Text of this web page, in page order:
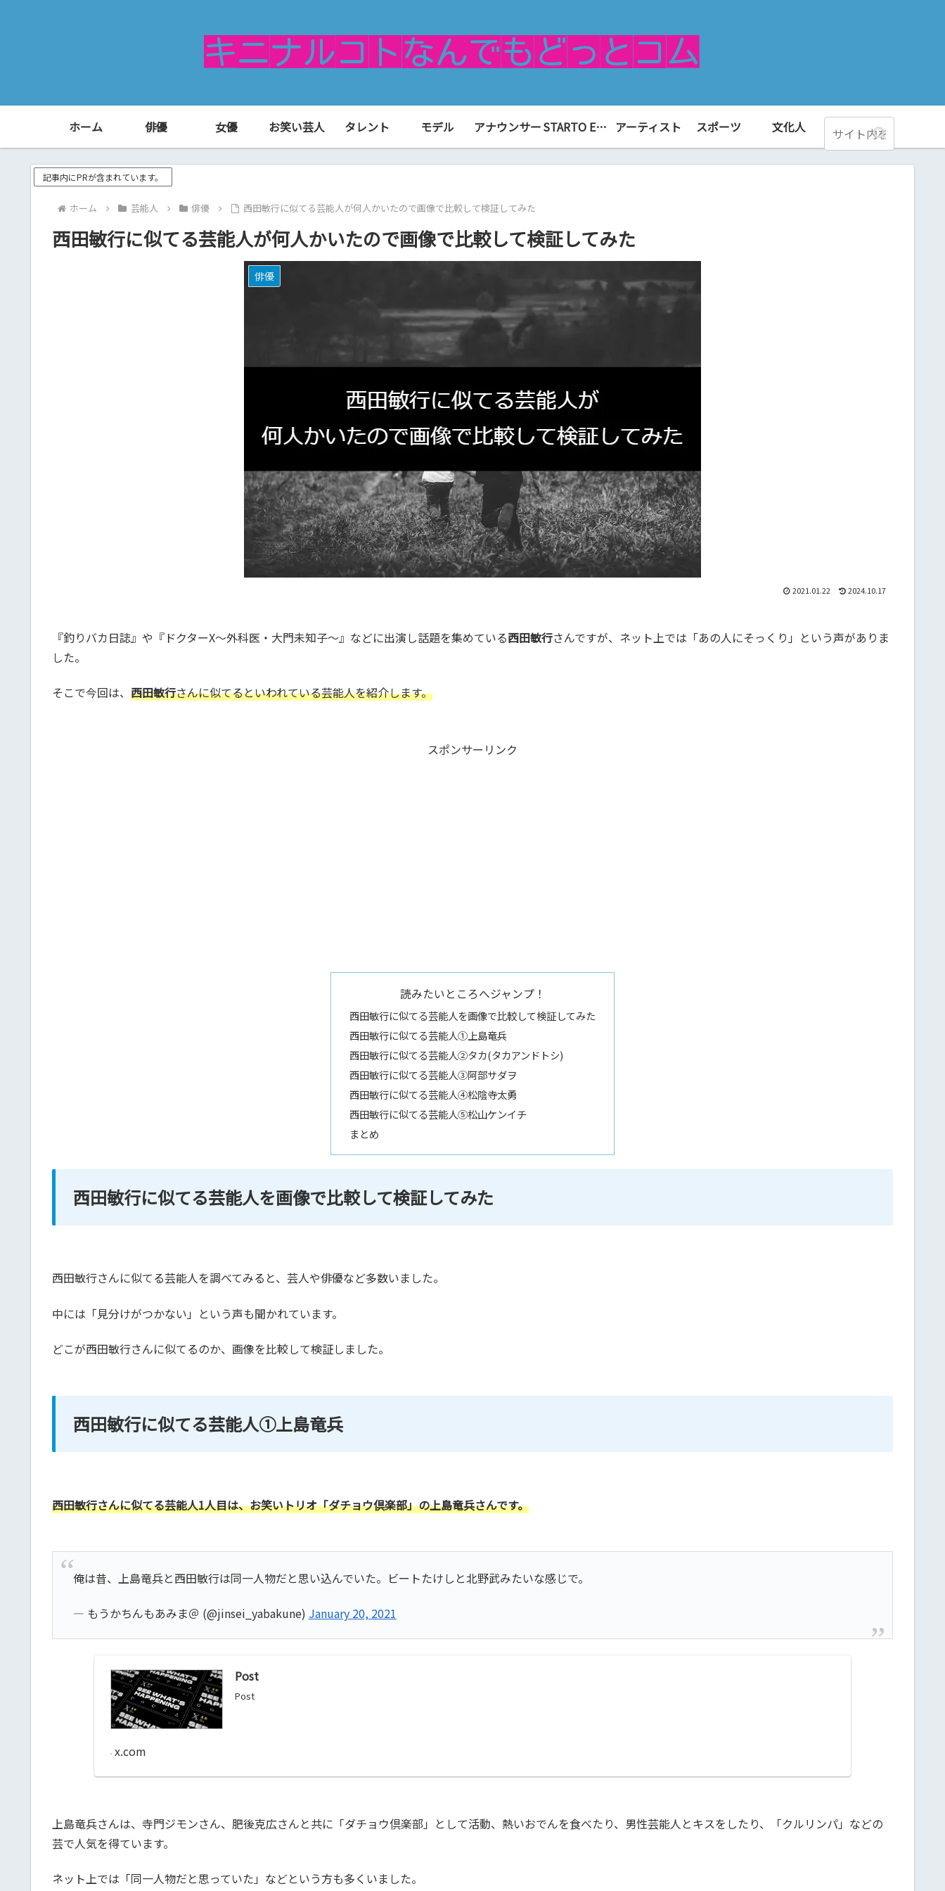
ホーム 俳優 女優 お笑い芸人 タレント モデル アナウンサー STARTO ENTERTAINMENT（旧ジャニーズ） アーティスト スポーツ 文化人
記事内にPRが含まれています。
ホーム 芸能人 俳優 西田敏行に似てる芸能人が何人かいたので画像で比較して検証してみた
西田敏行に似てる芸能人が何人かいたので画像で比較して検証してみた
俳優
2021.01.22 2024.10.17
『釣りバカ日誌』や『ドクターX〜外科医・大門未知子〜』などに出演し話題を集めている西田敏行さんですが、ネット上では「あの人にそっくり」という声がありま
した。
そこで今回は、 西田敏行さんに似てるといわれている芸能人を紹介します。
スポンサーリンク
読みたいところへジャンプ！
西田敏行に似てる芸能人を画像で比較して検証してみた
西田敏行に似てる芸能人①上島竜兵
西田敏行に似てる芸能人②タカ(タカアンドトシ)
西田敏行に似てる芸能人③阿部サダヲ
西田敏行に似てる芸能人④松陰寺太勇
西田敏行に似てる芸能人⑤松山ケンイチ
まとめ
西田敏行に似てる芸能人を画像で比較して検証してみた
西田敏行さんに似てる芸能人を調べてみると、芸人や俳優など多数いました。
中には「見分けがつかない」という声も聞かれています。
どこが西田敏行さんに似てるのか、画像を比較して検証しました。
西田敏行に似てる芸能人①上島竜兵
西田敏行さんに似てる芸能人1人目は、お笑いトリオ「ダチョウ倶楽部」の上島竜兵さんです。
俺は昔、上島竜兵と西田敏行は同一人物だと思い込んでいた。ビートたけしと北野武みたいな感じで。
— もうかちんもあみま＠ (@jinsei_yabakune) January 20, 2021
Post
Post
x.com
上島竜兵さんは、寺門ジモンさん、肥後克広さんと共に「ダチョウ倶楽部」として活動、熱いおでんを食べたり、男性芸能人とキスをしたり、「クルリンパ」などの
芸で人気を得ています。
ネット上では「同一人物だと思っていた」などという方も多くいました。